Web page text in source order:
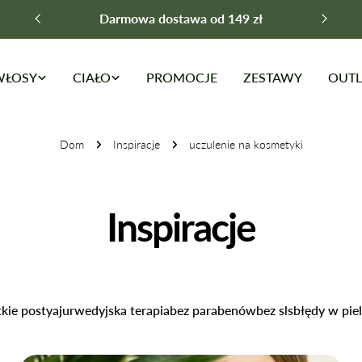
Darmowa dostawa od 149 zł
CIAŁO PROMOCJE ZESTAWY
Dom Inspiracje uczulenie na kosmetyki
Inspiracje
postyajurwedyjska terapiabez parabenówbez slsbłędy w